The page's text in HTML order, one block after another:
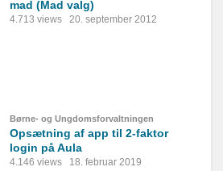
mad (Mad valg)
4.713 views 20. september 2012
Børne- og Ungdomsforvaltningen
Opsætning af app til 2-faktor
login på Aula
4.146 views 18. februar 2019